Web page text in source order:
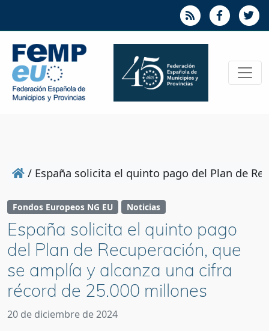
/ España solicita el quinto pago del Plan de
Fondos Europeos NG EU Noticias
España solicita el quinto pago
del Plan de Recuperación, que
se amplía y alcanza una cifra
récord de 25.000 millones
20 de diciembre de 2024